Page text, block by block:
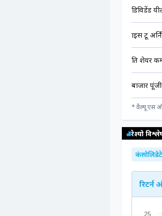
डिविडेंड
प्राइस टू
प्रति शेयर
बाजार
* वैल्यू एस
रेश्यो
रिटर्न
25